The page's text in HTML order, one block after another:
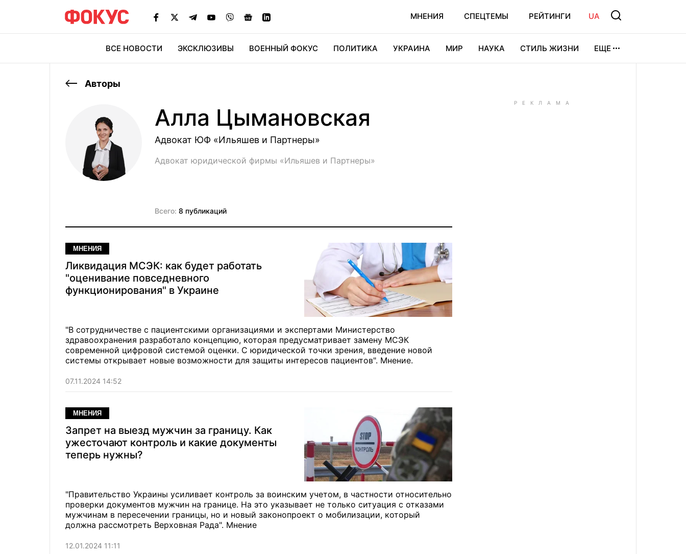
МНЕНИЯ СПЕЦТЕМЫ РЕЙТИНГИ UA
ВСЕ НОВОСТИ ЭКСКЛЮЗИВЫ ВОЕННЫЙ ФОКУС ПОЛИТИКА УКРАИНА МИР НАУКА СТИЛЬ ЖИЗНИ ЕЩЕ
Авторы
Алла Цымановская
Адвокат ЮФ «Ильяшев и Партнеры»
Адвокат юридической фирмы «Ильяшев и Партнеры»
Всего: 8 публикаций
МНЕНИЯ
Ликвидация МСЭК: как будет работать
"оценивание повседневного
функционирования" в Украине
"В сотрудничестве с пациентскими организациями и экспертами Министерство
здравоохранения разработало концепцию, которая предусматривает замену МСЭК
современной цифровой системой оценки. С юридической точки зрения, введение новой
системы открывает новые возможности для защиты интересов пациентов". Мнение.
07.11.2024 14:52
МНЕНИЯ
Запрет на выезд мужчин за границу. Как
ужесточают контроль и какие документы
теперь нужны?
"Правительство Украины усиливает контроль за воинским учетом, в частности относительно
проверки документов мужчин на границе. На это указывает не только ситуация с отказами
мужчинам в пересечении границы, но и новый законопроект о мобилизации, который
должна рассмотреть Верховная Рада". Мнение
12.01.2024 11:11